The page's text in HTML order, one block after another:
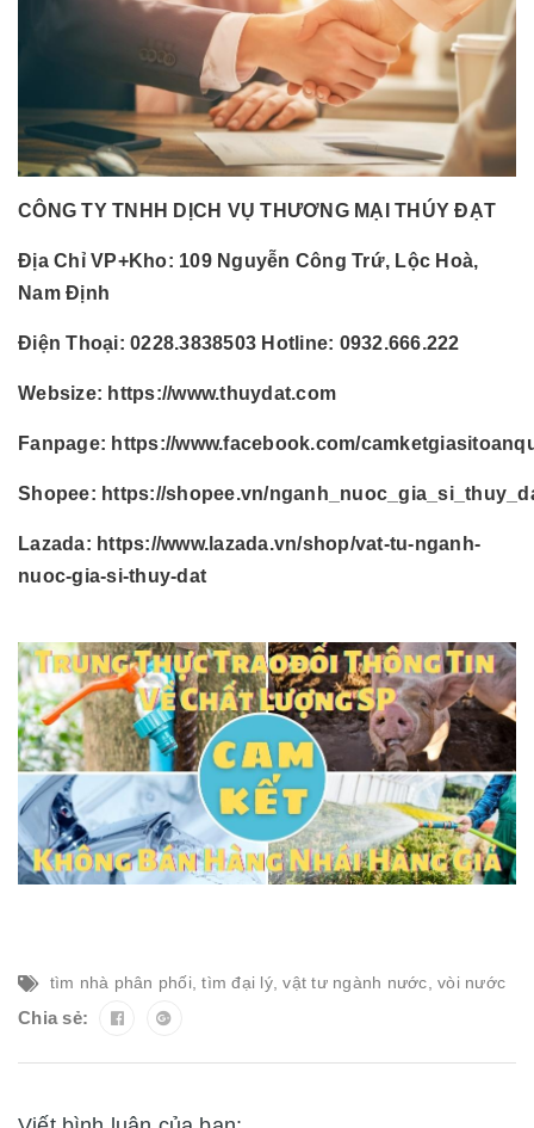
CÔNG TY TNHH DỊCH VỤ THƯƠNG MẠI THÚY ĐẠT
Địa Chỉ VP+Kho: 109 Nguyễn Công Trứ, Lộc Hoà,
Nam Định
Điện Thoại: 0228.3838503 Hotline: 0932.666.222
Websize: https://www.thuydat.com
Fanpage: https://www.facebook.com/
Shopee: https://shopee.vn/
Lazada: https://www.lazada.vn/shop/vat-tu-nganh-
nuoc-gia-si-thuy-dat
tìm nhà phân phối ,tìm đại lý,vật tư ngành nước vòi nước
Chia sẻ: